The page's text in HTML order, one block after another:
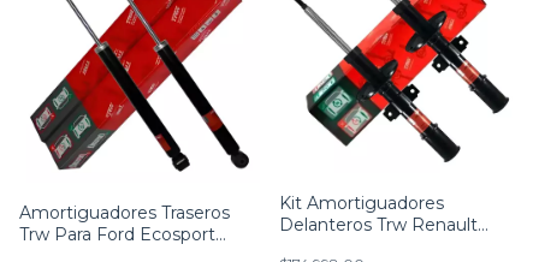
Amortiguadores Traseros
Trw Para Ford Ecosport
Kit Amortiguadores
Delanteros Trw Renault